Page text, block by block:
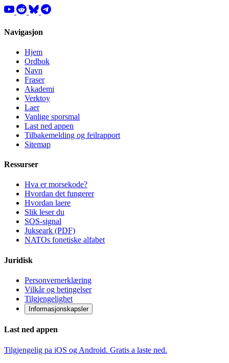
Navigasjon
Hjem
Ordbok
Navn
Fraser
Akademi
Verktoy
Laer
Vanlige sporsmal
Last ned appen
Tilbakemelding og feilrapport
Sitemap
Ressurser
Hva er morsekode?
Hvordan det fungerer
Hvordan laere
Slik leser du
SOS-signal
Jukseark (PDF)
NATOs fonetiske alfabet
Juridisk
Personvernerklæring
Vilkår og betingelser
Tilgjengelighet
Informasjonskapsler
Last ned appen
Tilgjengelig pa iOS og Android. Gratis a laste ned.